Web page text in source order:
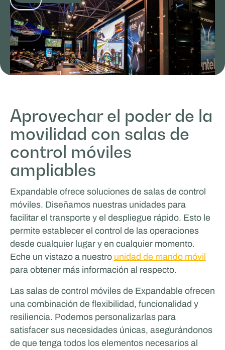
MasterXP
VENTAS Y PROMOCIÓN
Tricorp
Aprovechar el poder de la
movilidad con salas de
control móviles
ampliables
Expandable ofrece soluciones de salas de control
móviles. Diseñamos nuestras unidades para
facilitar el transporte y el despliegue rápido. Esto le
permite establecer el control de las operaciones
desde cualquier lugar y en cualquier momento.
Eche un vistazo a nuestro unidad de mando móvil
para obtener más información al respecto.
Las salas de control móviles de Expandable ofrecen
una combinación de flexibilidad, funcionalidad y
resiliencia. Podemos personalizarlas para
satisfacer sus necesidades únicas, asegurándonos
de que tenga todos los elementos necesarios al